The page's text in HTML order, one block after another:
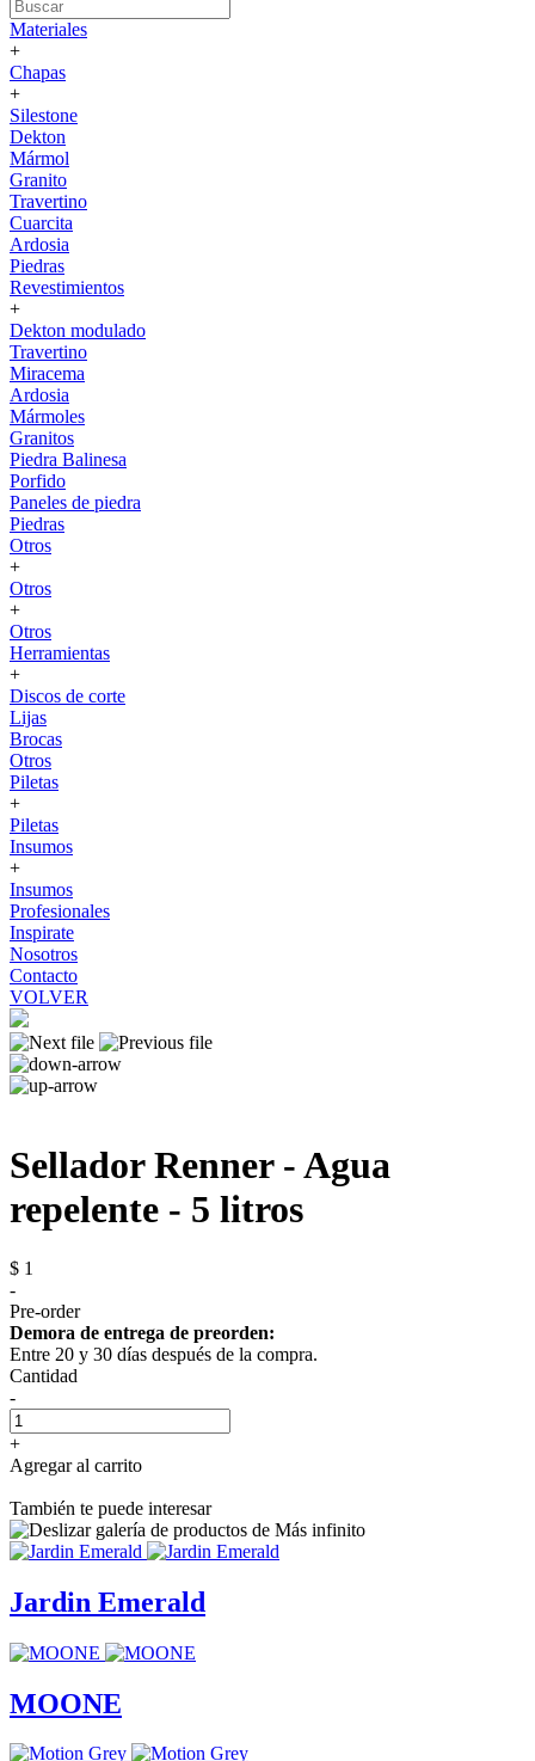
Materiales
+
Chapas
+
Silestone
Dekton
Mármol
Granito
Travertino
Cuarcita
Ardosia
Piedras
Revestimientos
+
Dekton modulado
Travertino
Miracema
Ardosia
Mármoles
Granitos
Piedra Balinesa
Porfido
Paneles de piedra
Piedras
Otros
+
Otros
+
Otros
Herramientas
+
Discos de corte
Lijas
Brocas
Otros
Piletas
+
Piletas
Insumos
+
Insumos
Profesionales
Inspirate
Nosotros
Contacto
VOLVER
Sellador Renner - Agua
repelente - 5 litros
$ 1
-
Pre-order
Demora de entrega de preorden:
Entre 20 y 30 días después de la compra.
Cantidad
-
+
Agregar al carrito
También te puede interesar
Jardin Emerald
MOONE